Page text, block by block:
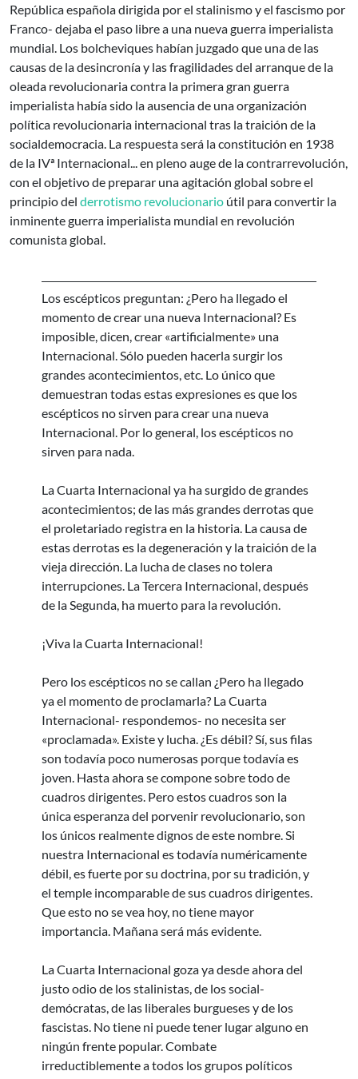
República española dirigida por el stalinismo y el fascismo por
Franco- dejaba el paso libre a una nueva guerra imperialista
mundial. Los bolcheviques habían juzgado que una de las
causas de la desincronía y las fragilidades del arranque de la
oleada revolucionaria contra la primera gran guerra
imperialista había sido la ausencia de una organización
política revolucionaria internacional tras la traición de la
socialdemocracia. La respuesta será la constitución en 1938
de la IVª Internacional... en pleno auge de la contrarrevolución,
con el objetivo de preparar una agitación global sobre el
principio del derrotismo revolucionario útil para convertir la
inminente guerra imperialista mundial en revolución
comunista global.
Los escépticos preguntan: ¿Pero ha llegado el
momento de crear una nueva Internacional? Es
imposible, dicen, crear «artificialmente» una
Internacional. Sólo pueden hacerla surgir los
grandes acontecimientos, etc. Lo único que
demuestran todas estas expresiones es que los
escépticos no sirven para crear una nueva
Internacional. Por lo general, los escépticos no
sirven para nada.
La Cuarta Internacional ya ha surgido de grandes
acontecimientos; de las más grandes derrotas que
el proletariado registra en la historia. La causa de
estas derrotas es la degeneración y la traición de la
vieja dirección. La lucha de clases no tolera
interrupciones. La Tercera Internacional, después
de la Segunda, ha muerto para la revolución.
¡Viva la Cuarta Internacional!
Pero los escépticos no se callan ¿Pero ha llegado
ya el momento de proclamarla? La Cuarta
Internacional- respondemos- no necesita ser
«proclamada». Existe y lucha. ¿Es débil? Sí, sus filas
son todavía poco numerosas porque todavía es
joven. Hasta ahora se compone sobre todo de
cuadros dirigentes. Pero estos cuadros son la
única esperanza del porvenir revolucionario, son
los únicos realmente dignos de este nombre. Si
nuestra Internacional es todavía numéricamente
débil, es fuerte por su doctrina, por su tradición, y
el temple incomparable de sus cuadros dirigentes.
Que esto no se vea hoy, no tiene mayor
importancia. Mañana será más evidente.
La Cuarta Internacional goza ya desde ahora del
justo odio de los stalinistas, de los social-
demócratas, de las liberales burgueses y de los
fascistas. No tiene ni puede tener lugar alguno en
ningún frente popular. Combate
irreductiblemente a todos los grupos políticos